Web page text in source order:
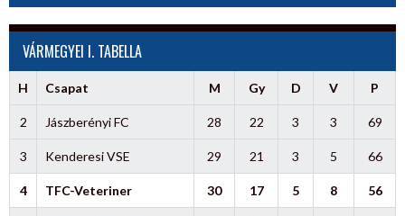
VÁRMEGYEI I. TABELLA
H Csapat M Gy D V P
2 Jászberényi FC 28 22 3 3 69
3 Kenderesi VSE 29 21 3 5 66
4 TFC-Veteriner 30 17 5 8 56